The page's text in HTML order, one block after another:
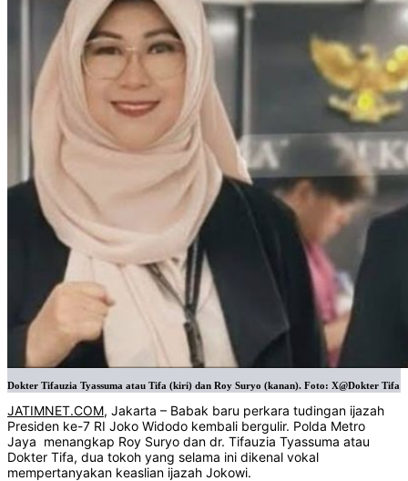
Dokter Tifauzia Tyassuma atau Tifa (kiri) dan Roy Suryo (kanan). Foto: X@Dokter Tifa
JATIMNET.COM, Jakarta – Babak baru perkara tudingan ijazah
Presiden ke-7 RI Joko Widodo kembali bergulir. Polda Metro
Jaya menangkap Roy Suryo dan dr. Tifauzia Tyassuma atau
Dokter Tifa, dua tokoh yang selama ini dikenal vokal
mempertanyakan keaslian ijazah Jokowi.